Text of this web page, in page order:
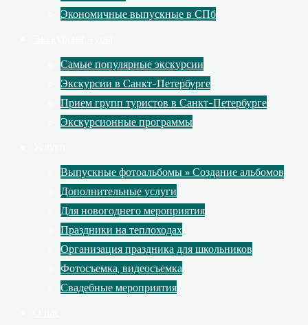
Экономичные выпускные в СПб
Самые популярные экскурсии
Экскурсии в Санкт-Петербурге
Прием групп туристов в Санкт-Петербурге
Экскурсионные программы
Выпускные фотоальбомы » Создание альбомов
Дополнительные услуги
Для новогоднего мероприятия
Праздники на теплоходах
Организация праздника для школьников
Фотосъемка, видеосъемка
Свадебные мероприятия